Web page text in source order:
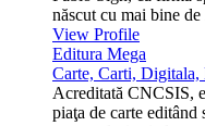
născut cu mai bine
View Profile
Editura Mega
Carte, Carti,
Acreditată CNCSIS,
piaţa de carte